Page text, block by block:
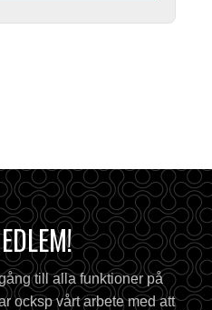
till alla funktioner på
ocksp vårt arbete med att